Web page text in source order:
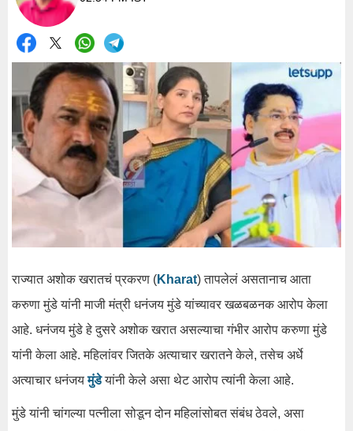
राज्यात अशोक खरातचं प्रकरण (Kharat) तापलेलं असतानाच आता
करुणा मुंडे यांनी माजी मंत्री धनंजय मुंडे यांच्यावर खळबळनक आरोप केला
आहे. धनंजय मुंडे हे दुसरे अशोक खरात असल्याचा गंभीर आरोप करुणा मुंडे
यांनी केला आहे. महिलांवर जितके अत्याचार खरातने केले, तसेच अर्धे
अत्याचार धनंजयमुंडे यांनी केले असा थेट आरोप त्यांनी केला आहे.
मुंडे यांनी चांगल्या पत्नीला सोडून दोन महिलांसोबत संबंध ठेवले, असा